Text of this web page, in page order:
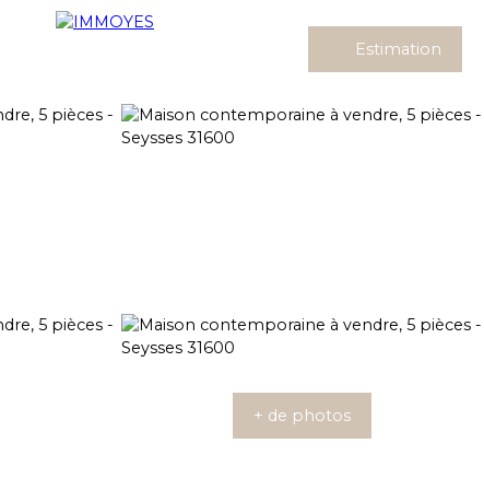
Estimation
+ de photos